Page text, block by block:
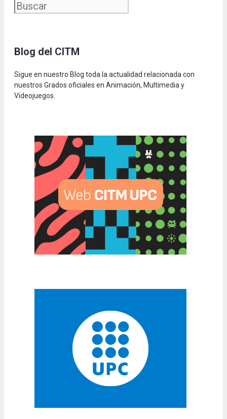
Blog del CITM
Sigue en nuestro Blog toda la actualidad relacionada con
nuestros Grados oficiales en Animación, Multimedia y
Videojuegos.